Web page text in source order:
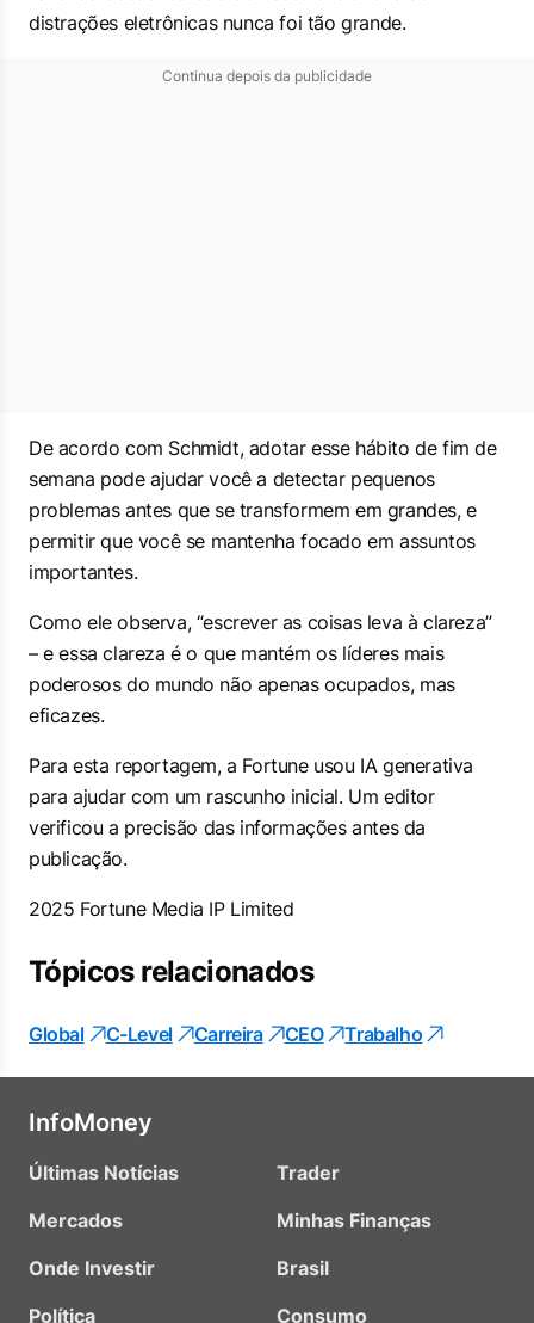
distrações eletrônicas nunca foi tão grande.
Continua depois da publicidade
De acordo com Schmidt, adotar esse hábito de fim de
semana pode ajudar você a detectar pequenos
problemas antes que se transformem em grandes, e
permitir que você se mantenha focado em assuntos
importantes.
Como ele observa, “escrever as coisas leva à clareza”
– e essa clareza é o que mantém os líderes mais
poderosos do mundo não apenas ocupados, mas
eficazes.
Para esta reportagem, a Fortune usou IA generativa
para ajudar com um rascunho inicial. Um editor
verificou a precisão das informações antes da
publicação.
2025 Fortune Media IP Limited
Tópicos relacionados
Global C-Level Carreira CEO Trabalho
InfoMoney
Últimas Notícias
Mercados
Onde Investir
Política
Trader
Minhas Finanças
Brasil
Consumo